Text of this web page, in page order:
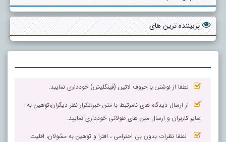
پربیننده ترین های
لطفا از نوشتن با حروف لاتین (فینگلیش) خودداری نمایید.
از ارسال دیدگاه های نامرتبط با متن خبر،تکرار نظر دیگران،توهین به
سایر کاربران و ارسال متن های طولانی خودداری نمایید.
لطفا نظرات بدون بی احترامی ، افترا و توهین به مسٔولان، اقلیت